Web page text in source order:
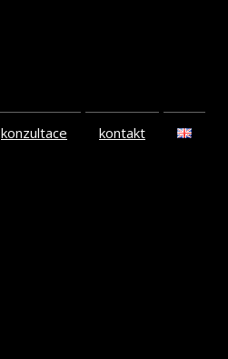
konzultace kontakt